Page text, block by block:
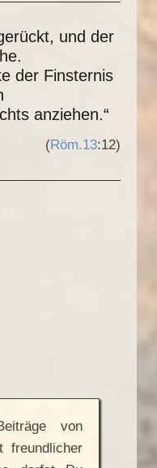
und der
der Finsternis
anziehen.“
(Röm.13:12)
von
freundlicher